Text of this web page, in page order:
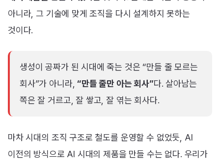
아니라, 그 기술에 맞게 조직을 다시 설계하지 못하는
것이다.
생성이 공짜가 된 시대에 죽는 것은 “만들 줄 모르는
회사”가 아니라,“만들 줄만 아는 회사”다. 살아남는
쪽은 잘 거르고, 잘 쌓고, 잘 엮는 회사다.
마차 시대의 조직 구조로 철도를 운영할 수 없었듯, AI
이전의 방식으로 AI 시대의 제품을 만들 수는 없다. 우리가